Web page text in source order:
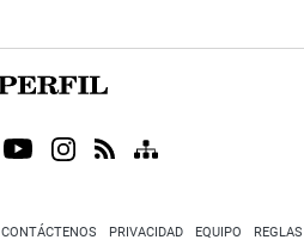
CONTÁCTENOS PRIVACIDAD EQUIPO